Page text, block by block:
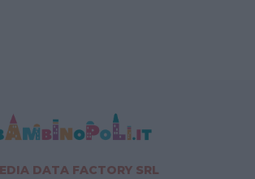
DATA FACTORY SRL